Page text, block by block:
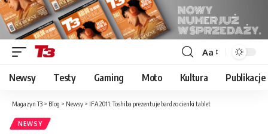
Font
Resizer
Aa
Newsy Testy Gaming Moto Kultura Publikacje
Magazyn T3 > Blog > Newsy > IFA 2011: Toshiba prezentuje bardzo cienki tablet
NEWSY